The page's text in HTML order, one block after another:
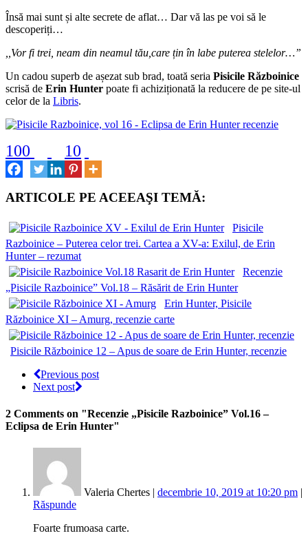
Însă mai sunt și alte secrete de aflat… Dar vă las pe voi să le
descoperiți…
,,Vor fi trei, neam din neamul tău,care țin în labe puterea stelelor…”
Un cadou superb de așezat sub brad, toată seria Pisicile Războinice
scrisă de Erin Hunter poate fi achiziționată la reducere de pe site-ul
celor de la Libris.
100 10
ARTICOLE PE ACEEAŞI TEMĂ:
Pisicile
Razboinice – Puterea celor trei. Cartea a XV-a: Exilul, de Erin
Hunter – rezumat
Recenzie
„Pisicile Razboinice” Vol.18 – Răsărit de Erin Hunter
Erin Hunter, Pisicile
Războinice XI – Amurg, recenzie carte
Pisicile Războinice 12 – Apus de soare de Erin Hunter, recenzie
Previous post
Next post
2 Comments on "Recenzie „Pisicile Razboinice” Vol.16 –
Eclipsa de Erin Hunter"
Valeria Chertes | decembrie 10, 2019 at 10:20 pm |
Răspunde
Foarte frumoasa carte.